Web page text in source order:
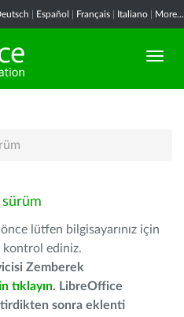
Español Français Italiano More...
lütfen bilgisayarınız için
kontrol ediniz.
Zemberek
tıklayın. LibreOffice
sonra eklenti